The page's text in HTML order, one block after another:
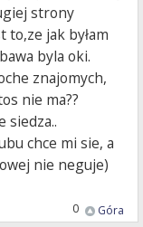
strony
jak byłam
byla oki.
znajomych,
nie ma??
siedza..
chce mi sie, a
nie neguje)
Góra
0